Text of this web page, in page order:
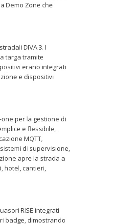
Demo Zone che
DIVA.3. I
targa tramite
erano integrati
e dispositivi
per la gestione di
e flessibile,
MQTT,
di supervisione,
apre la strada a
hotel, cantieri,
RISE integrati
badge, dimostrando